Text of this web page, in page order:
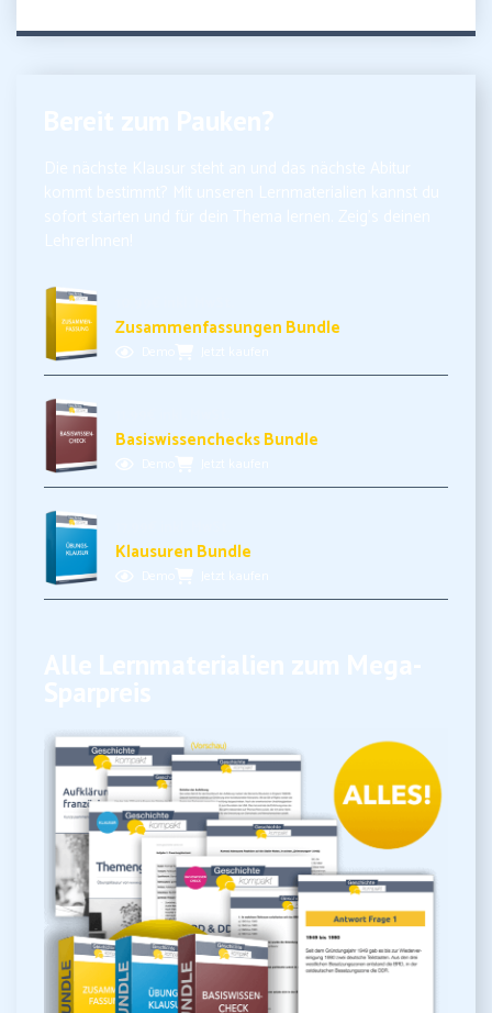
Zusammenfassungen Bundle
Basiswissenchecks Bundle
Klausuren Bundle